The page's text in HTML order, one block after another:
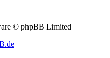
© phpBB Limited